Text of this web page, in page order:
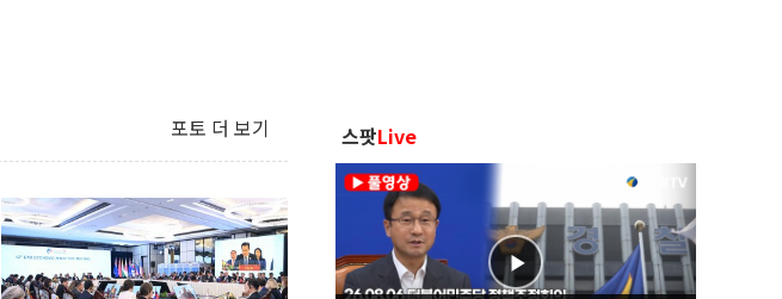
포토 더 보기 스팟Live